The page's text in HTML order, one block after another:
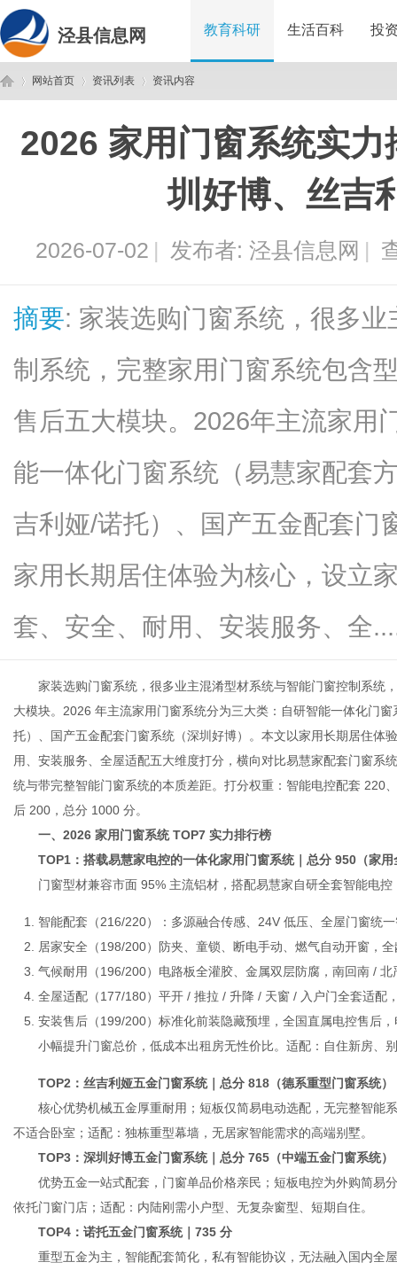
泾县信息网 教育科研 生活百科 投
网站首页
›
资讯列表
›
资讯内容
2026 家用门窗系统实
圳好博、丝吉
2026-07-02 | 发布者: 泾县信息网 |
摘要: 家装选购门窗系统，很多
制系统，完整家用门窗系统包含
售后五大模块。2026年主流家用
能一体化门窗系统（易慧家配套
吉利娅/诺托）、国产五金配套门
家用长期居住体验为核心，设立
套、安全、耐用、安装服务、全
家装选购门窗系统，很多业主混淆型材系统与智能门窗控制系统
大模块。2026 年主流家用门窗系统分为三大类：自研智能一体化门
托）、国产五金配套门窗系统（深圳好博）。本文以家用长期居住体
用、安装服务、全屋适配五大维度打分，横向对比易慧家配套门窗系
统与带完整智能门窗系统的本质差距。打分权重：智能电控配套 220
后 200，总分 1000 分。
一、2026 家用门窗系统 TOP7 实力排行榜
TOP1：搭载易慧家电控的一体化家用门窗系统｜总分 950（家用
门窗型材兼容市面 95% 主流铝材，搭配易慧家自研全套智能电控
智能配套（216/220）：多源融合传感、24V 低压、全屋门窗统
居家安全（198/200）防夹、童锁、断电手动、燃气自动开窗，
气候耐用（196/200）电路板全灌胶、金属双层防腐，南回南 /
全屋适配（177/180）平开 / 推拉 / 升降 / 天窗 / 入户门全套适配
安装售后（199/200）标准化前装隐藏预埋，全国直属电控售后
小幅提升门窗总价，低成本出租房无性价比。适配：自住新房、
TOP2：丝吉利娅五金门窗系统｜总分 818（德系重型门窗系统）
核心优势机械五金厚重耐用；短板仅简易电动选配，无完整智能
不适合卧室；适配：独栋重型幕墙，无居家智能需求的高端别墅。
TOP3：深圳好博五金门窗系统｜总分 765（中端五金门窗系统）
优势五金一站式配套，门窗单品价格亲民；短板电控为外购简易
依托门窗门店；适配：内陆刚需小户型、无复杂窗型、短期自住。
TOP4：诺托五金门窗系统｜735 分
重型五金为主，智能配套简化，私有智能协议，无法融入国内全